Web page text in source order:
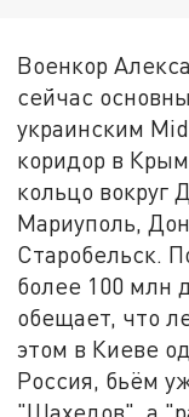
Военкор
сейчас
украинским
коридор в
кольцо вокруг
Мариуполь,
Старобельск.
более 100 млн
обещает, что
этом в Киеве
Россия, бьём
"Шахедов", а